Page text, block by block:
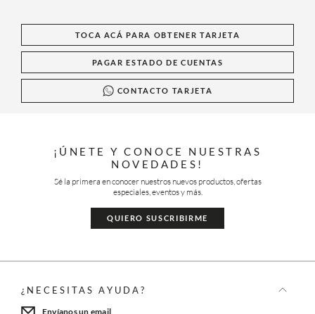
TOCA ACÁ PARA OBTENER TARJETA
PAGAR ESTADO DE CUENTAS
CONTACTO TARJETA
¡ÚNETE Y CONOCE NUESTRAS
NOVEDADES!
Sé la primera en conocer nuestros nuevos productos, ofertas
especiales, eventos y más.
QUIERO SUSCRIBIRME
¿NECESITAS AYUDA?
Envíanos un email